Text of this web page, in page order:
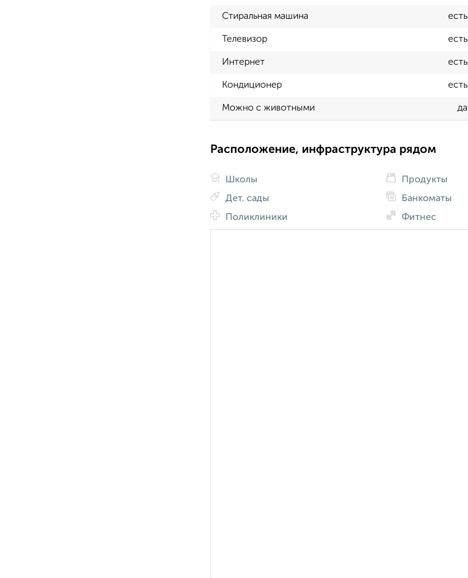
Стиральная машина есть
Телевизор есть
Интернет есть
Кондиционер есть
Можно с животными да
Расположение, инфраструктура рядом
Школы
Дет. сады
Поликлиники
Продукты
Банкоматы
Фитнес